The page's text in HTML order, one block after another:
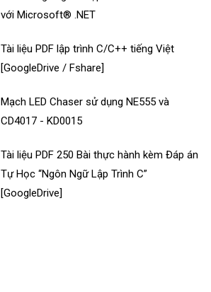
với Microsoft® .NET
Tài liệu PDF lập trình C/C++ tiếng Việt
[GoogleDrive / Fshare]
Mạch LED Chaser sử dụng NE555 và
CD4017 - KD0015
Tài liệu PDF 250 Bài thực hành kèm Đáp án
Tự Học “Ngôn Ngữ Lập Trình C”
[GoogleDrive]